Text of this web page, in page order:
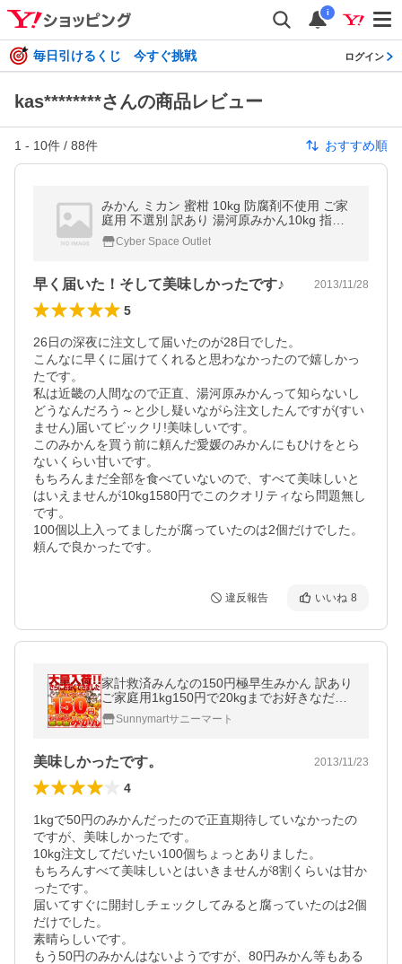
i
毎日引けるくじ 今すぐ挑戦 ログイン
kas********さんの商品レビュー
1 - 10件 / 88件 おすすめ順
みかん ミカン 蜜柑 10kg 防腐剤不使用 ご家
庭用 不選別 訳あり 湯河原みかん10kg 指定
地域送料無料
Cyber Space Outlet
早く届いた！そして美味しかったです♪ 2013/11/28
5
26日の深夜に注文して届いたのが28日でした。
こんなに早くに届けてくれると思わなかったので嬉しかっ
たです。
私は近畿の人間なので正直、湯河原みかんって知らないし
どうなんだろう～と少し疑いながら注文したんですが(すい
ません)届いてビックリ!美味しいです。
このみかんを買う前に頼んだ愛媛のみかんにもひけをとら
ないくらい甘いです。
もちろんまだ全部を食べていないので、すべて美味しいと
はいえませんが10kg1580円でこのクオリティなら問題無し
です。
100個以上入ってましたが腐っていたのは2個だけでした。
頼んで良かったです。
違反報告 いいね 8
家計救済みんなの150円極早生みかん 訳あり
ご家庭用1kg150円で20kgまでお好きなだけ
どうぞ♪
Sunnymartサニーマート
美味しかったです。 2013/11/23
4
1kgで50円のみかんだったので正直期待していなかったの
ですが、美味しかったです。
10kg注文してだいたい100個ちょっとありました。
もちろんすべて美味しいとはいきませんが8割くらいは甘か
ったです。
届いてすぐに開封しチェックしてみると腐っていたのは2個
だけでした。
素晴らしいです。
もう50円のみかんはないようですが、80円みかん等もある